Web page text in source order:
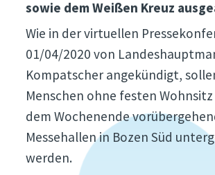
sowie dem Weißen Kreuz
Wie in der virtuellen
01/04/2020 von
Kompatscher angekündigt,
Menschen ohne festen
dem Wochenende
Messehallen in Bozen Süd
werden.